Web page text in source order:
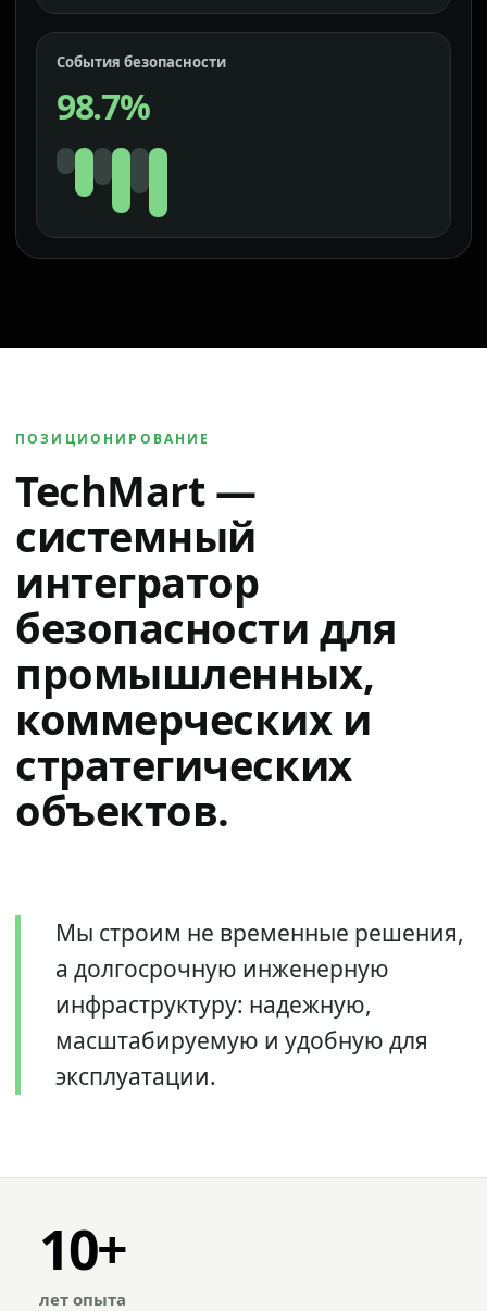
События безопасности
98.7%
ПОЗИЦИОНИРОВАНИЕ
TechMart —
системный
интегратор
безопасности для
промышленных,
коммерческих и
стратегических
объектов.
Мы строим не временные решения,
а долгосрочную инженерную
инфраструктуру: надежную,
масштабируемую и удобную для
эксплуатации.
10+
лет опыта